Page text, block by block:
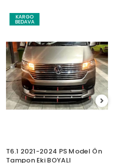
KARGO
BEDAVA
T6.1 2021-2024 PS Model Ön
Tampon Eki BOYALI